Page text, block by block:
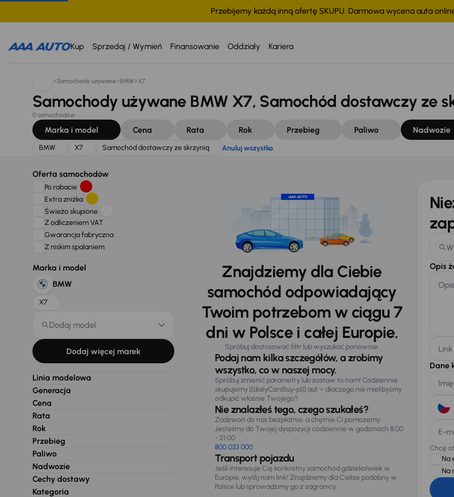
Przebijemy każdą inną ofertę SKUPU. Darmowa wycena auta
Kup Sprzedaj / Wymień Finansowanie Oddziały Kariera
Szukam: Anuluj wszystko
Samochody używane BMW X7
Samochody używane BMW X7, Samochód dostawczy ze
0 samochodów
Marka i model Cena Rata Rok Przebieg Paliwo Nadwozie
BMW X7 Samochód dostawczy ze skrzynią Anuluj wszystko
Oferta samochodów
Po rabacie
Extra zniżka
Świeżo skupione
Z odliczeniem VAT
Gwarancja fabryczna
Z niskim spalaniem
Marka i model
BMW
X7
Dodaj model
Dodaj więcej marek
Linia modelowa
Generacja
Cena
Rata
Rok
Przebieg
Paliwo
Nadwozie
Cechy dostawy
Kategoria
Znajdziemy dla Ciebie
samochód odpowiadający
Twoim potrzebom w ciągu 7
dni w Polsce i całej Europie.
Spróbuj dostosować filtr lub wyszukać ponownie.
Podaj nam kilka szczegółów, a zrobimy
wszystko, co w naszej mocy.
Spróbuj zmienić parametry lub zostaw to nam! Codziennie
skupujemy [[dailyCarsBuy-pl]] aut – dlaczego nie mielibyśmy
odkupić właśnie Twojego?
Nie znalazłeś tego, czego szukałeś?
Zadzwoń do nas bezpłatnie, a chętnie Ci pomożemy.
Jesteśmy do Twojej dyspozycji codziennie w godzinach 8:00
- 21:00
800 033 000
Transport pojazdu
Jeśli interesuje Cię konkretny samochód gdziekolwiek w
Europie, wyślij nam link! Znajdziemy dla Ciebie podobny w
Polsce lub sprowadzimy go z zagranicy.
Opis
Dane
E-
Chcę
Na
Na